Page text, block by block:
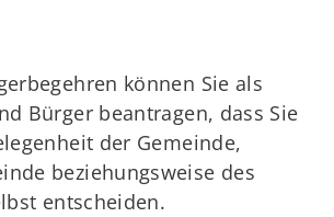
können Sie als
Bürger beantragen, dass Sie
der Gemeinde,
beziehungsweise des
entscheiden.